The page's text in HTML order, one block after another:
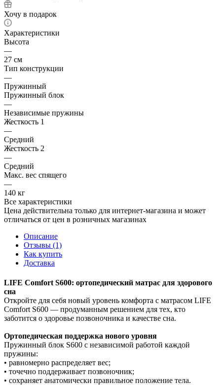
Хочу в подарок
Характеристики
Высота
—
27 см
Тип конструкции
—
Пружинный
Пружинный блок
—
Независимые пружины
Жесткость 1
—
Средний
Жесткость 2
—
Средний
Макс. вес спящего
—
140 кг
Все характеристики
Цена действительна только для интернет-магазина и может
отличаться от цен в розничных магазинах
Описание
Отзывы (1)
Как купить
Доставка
LIFE Comfort S600: ортопедический матрас для здорового
сна
Откройте для себя новый уровень комфорта с матрасом LIFE
Comfort S600 — продуманным решением для тех, кто
заботится о здоровье позвоночника и качестве сна.
Ортопедическая поддержка нового уровня
Пружинный блок S600 с независимой работой каждой
пружины:
• равномерно распределяет вес;
• точечно поддерживает позвоночник;
• сохраняет анатомически правильное положение тела.